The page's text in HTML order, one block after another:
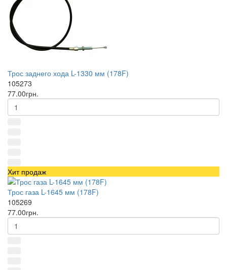
Трос заднего хода L-1330 мм (178F)
105273
77.00грн.
Хит продаж
Трос газа L-1645 мм (178F)
105269
77.00грн.